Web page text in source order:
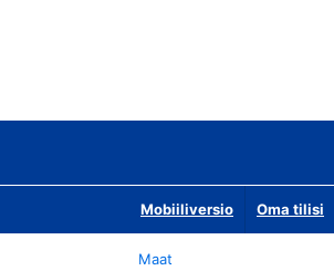
Mobiiliversio Oma tilisi
Maat